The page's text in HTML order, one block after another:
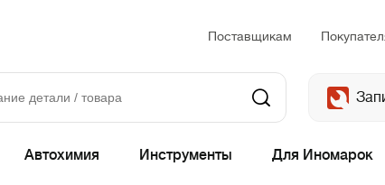
Поставщикам
Автохимия Инструменты Для Иномарок